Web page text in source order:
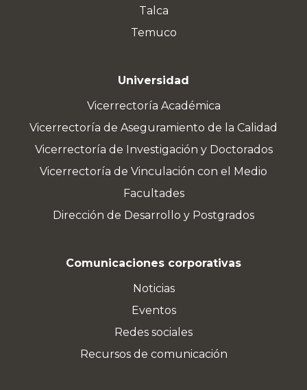
Talca
Temuco
Universidad
Vicerrectoría Académica
Vicerrectoría de Aseguramiento de la Calidad
Vicerrectoría de Investigación y Doctorados
Vicerrectoría de Vinculación con el Medio
Facultades
Dirección de Desarrollo y Postgrados
Comunicaciones corporativas
Noticias
Eventos
Redes sociales
Recursos de comunicación